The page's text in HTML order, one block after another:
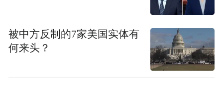
被中方反制的7家美国实体有
何来头？